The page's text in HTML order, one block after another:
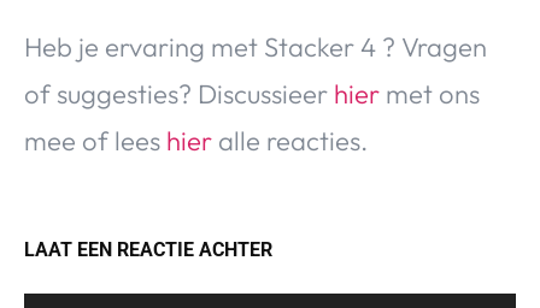
Heb je ervaring met Stacker 4 ? Vragen
of suggesties? Discussieer hier met ons
mee of lees hier alle reacties.
LAAT EEN REACTIE ACHTER